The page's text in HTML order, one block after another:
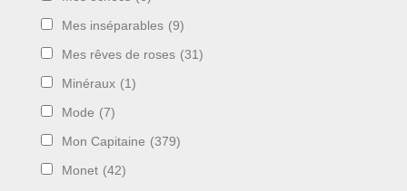
Mes inséparables (9)
Mes rêves de roses (31)
Minéraux (1)
Mode (7)
Mon Capitaine (379)
Monet (42)